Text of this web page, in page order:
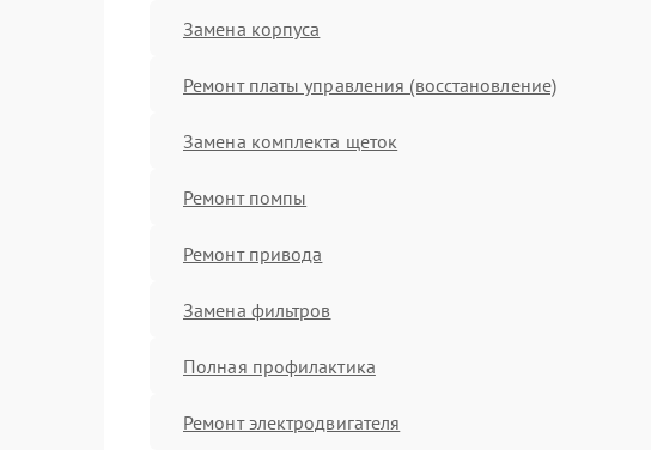
Замена корпуса
Ремонт платы управления (восстановление)
Замена комплекта щеток
Ремонт помпы
Ремонт привода
Замена фильтров
Полная профилактика
Ремонт электродвигателя